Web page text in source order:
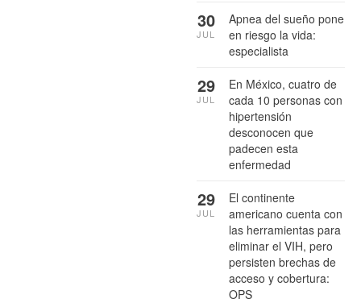
Apnea del sueño pone
en riesgo la vida:
especialista
30
JUL
En México, cuatro de
cada 10 personas con
hipertensión
desconocen que
padecen esta
enfermedad
29
JUL
El continente
americano cuenta con
las herramientas para
eliminar el VIH, pero
persisten brechas de
acceso y cobertura:
OPS
29
JUL